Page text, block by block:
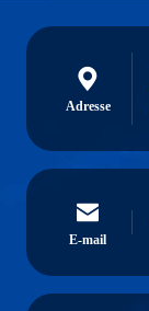
Adresse
E-mail